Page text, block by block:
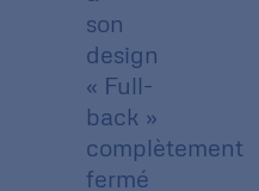
son
design
« Full-
back »
complètement
fermé